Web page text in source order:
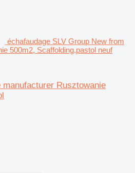
échafaudage SLV Group New from
500m2, Scaffolding,pastol neuf
Rusztowanie